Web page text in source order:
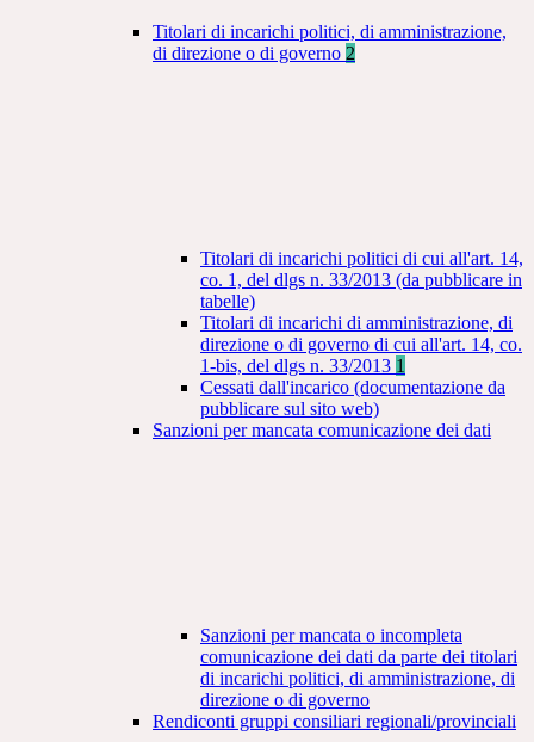
Titolari di incarichi politici, di amministrazione,
di direzione o di governo 2
Titolari di incarichi politici di cui all'art. 14,
co. 1, del dlgs n. 33/2013 (da pubblicare in
tabelle)
Titolari di incarichi di amministrazione, di
direzione o di governo di cui all'art. 14, co.
1-bis, del dlgs n. 33/2013 1
Cessati dall'incarico (documentazione da
pubblicare sul sito web)
Sanzioni per mancata comunicazione dei dati
Sanzioni per mancata o incompleta
comunicazione dei dati da parte dei titolari
di incarichi politici, di amministrazione, di
direzione o di governo
Rendiconti gruppi consiliari regionali/provinciali